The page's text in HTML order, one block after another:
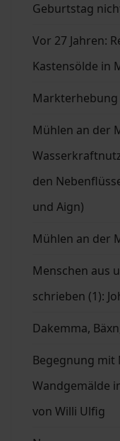
Geburtstag
Vor 27 Jahren:
Kastensölde in
Markterhebung
Mühlen an der
den
und Aign)
Mühlen an der
Menschen aus
schrieben (1):
Dakemma,
Begegnung mit
Wandgemälde
von Willi Ulfig